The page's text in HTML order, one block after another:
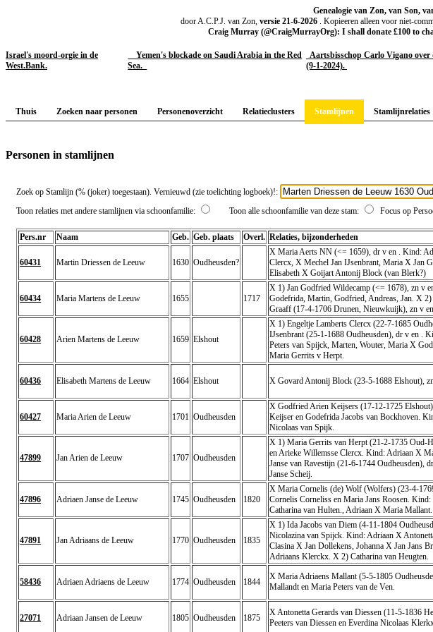
Genealogie van Zon, van Son,
door A.C.P.J. van Zon, versie 21-6-2026 . Kopieeren alleen voor niet-
Craig Murray (@CraigMurrayOrg): I shall donate £100 to
Israel's moord-orgie in de
West.Bank.
Yemen's blockade on Saudi Arabia in the Red
Sea.
Aartsbisschop Carlo Vigano over
(9-1-2024).
Thuis Zoeken naar personen Personenoverzicht Relatieclusters Stamlijnen Stamlijnrelaties
Personen in stamlijnen
Zoek op Stamlijn (% (joker) toegestaan). Vernieuwd (zie toelichting logboek)!:
Toon relaties met andere stamlijnen via schoonfamilie:
Toon alle schoonfamilie van deze stam: Focus op
Pers.nr Naam Geb. Geb. plaats Overl. Relaties, bijzonderheden
60431 Martin Driessen de Leeuw 1630 Oudheusden?
X Maria Aerts NN (<= 1659), dr v en . Kind:
Clercx, X Mechel Jan IJsenbrant, Maria X Jan
Elisabeth X Goijart Antonij Block (van Blerk?)
60434 Maria Martens de Leeuw 1655 1717
X 1) Jan Godfried Wildecamp (<= 1678), zn v
Godefrida, Martin, Godfried, Andreas, Jan. X 2)
Graaff (17-4-1706 Drunen, Nieuwkuijk), zn v en .
60428 Arien Martens de Leeuw 1659 Elshout
X 1) Engeltje Lamberts Clercx (22-7-1685
IJsenbrant (25-1-1688 Oudheusden), dr v en .
Peters van Spijck, Marten, Wouter, Maria X
Maria Gerrits v Herpt.
60436 Elisabeth Martens de Leeuw 1664 Elshout X Govard Antonij Block (23-5-1688 Elshout), zn
60427 Maria Arien de Leeuw 1701 Oudheusden
X Godfried Arien Keijsers (17-12-1725
Keijser en Godefrida Jacobs van Bockhoven.
Nicolaas van Spijk.
47899 Jan Arien de Leeuw 1707 Oudheusden
X 1) Maria Gerrits van Herpt (21-2-1735 Oud-
en Arieke Willemsse Clercx. Kind: Adriaan X
Janse van Ravestijn (21-6-1744 Oudheusden),
Janse Scheij.
47896 Adriaen Janse de Leeuw 1745 Oudheusden 1820
X Maria Cornelis (de) Wolf (Wolfers) (23-4-
Cornelis Corneliss en Maria Jans Roosen.
Catharina van Hulten., Adriaan X Maria Mallant.
47891 Jan Adriaans de Leeuw 1770 Oudheusden 1835
X 1) Ida Jacobs van Diem (4-11-1804
Nicolazina van Spijck. Kind: Adriaan X
Clasina X Jan Dollekens, Johanna X Jan Jans
Adriaans Klerckx. X 2) Catharina van Heugten.
58436 Adriaen Adriaens de Leeuw 1774 Oudheusden 1844
X Maria Adriaens Mallant (5-5-1805
Mallandt en Maria Peters van de Ven.
27071 Adriaan Jansen de Leeuw 1805 Oudheusden 1875
X Antonetta Gerards van Diessen (11-5-1836
Peeters van Diessen en Everdina Nicolaas